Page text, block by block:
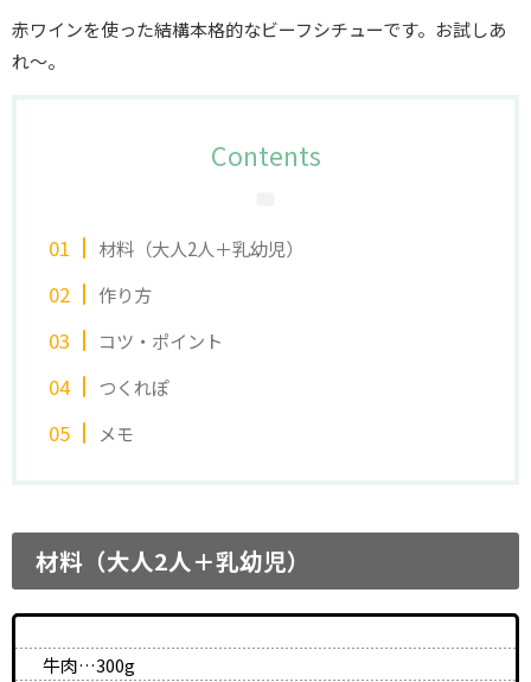
赤ワインを使った結構本格的なビーフシチューです。お試しあ
れ〜。
Contents
材料（大人2人＋乳幼児）
作り方
コツ・ポイント
つくれぽ
メモ
材料（大人2人＋乳幼児）
牛肉…300g